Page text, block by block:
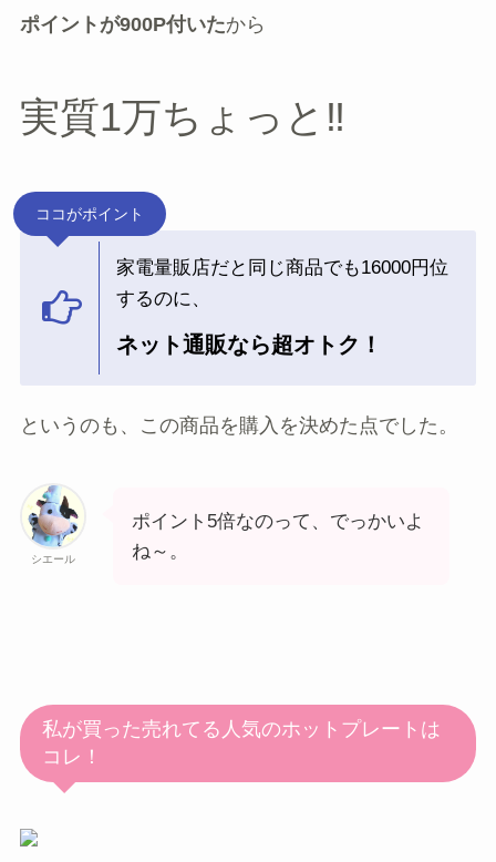
ポイントが900P付いたから
実質1万ちょっと‼
ココがポイント
家電量販店だと同じ商品でも16000円位
するのに、
ネット通販なら超オトク！
というのも、この商品を購入を決めた点でした。
シエール
ポイント5倍なのって、でっかいよ
ね～。
私が買った売れてる人気のホットプレートは
コレ！